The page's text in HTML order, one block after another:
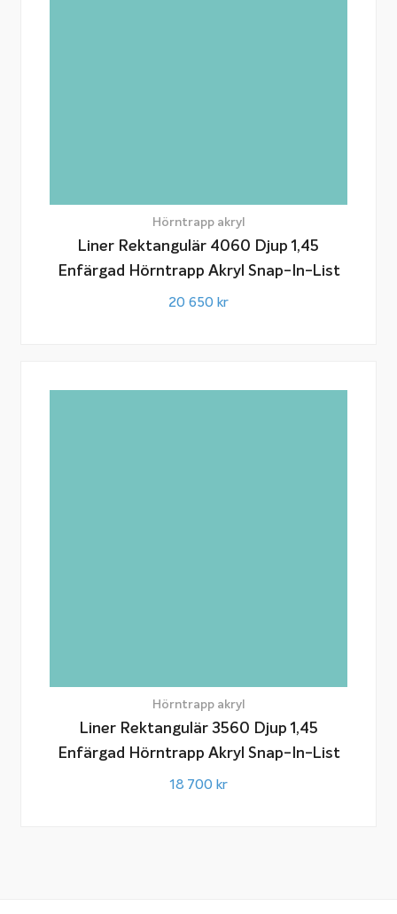
Hörntrapp akryl
Liner Rektangulär 4060 Djup 1,45
Enfärgad Hörntrapp Akryl Snap-In-List
20 650 kr
Hörntrapp akryl
Liner Rektangulär 3560 Djup 1,45
Enfärgad Hörntrapp Akryl Snap-In-List
18 700 kr